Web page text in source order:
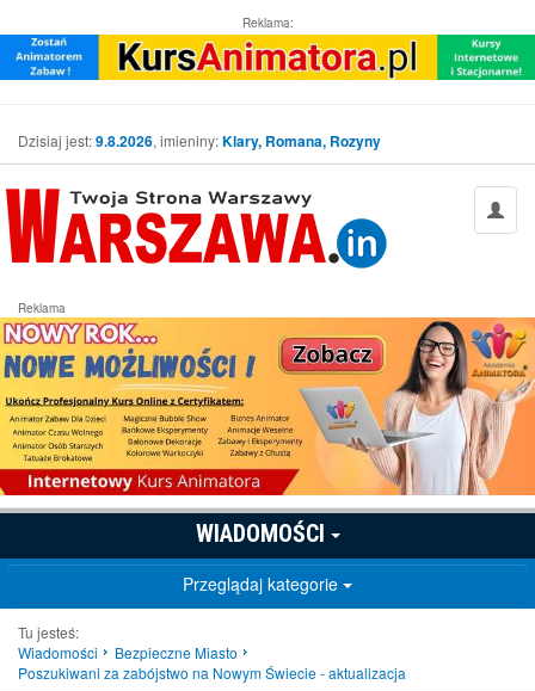
Reklama:
Dzisiaj jest:9.8.2026, imieniny:Klary, Romana, Rozyny
Reklama
WIADOMOŚCI
Przeglądaj kategorie
Tu jesteś:
Wiadomości
Bezpieczne Miasto
Poszukiwani za zabójstwo na Nowym Świecie - aktualizacja